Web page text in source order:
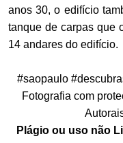
anos 30, o edifício
tanque de carpas que
14 andares do edifício.
#saopaulo
Fotografia com
Plágio ou uso não